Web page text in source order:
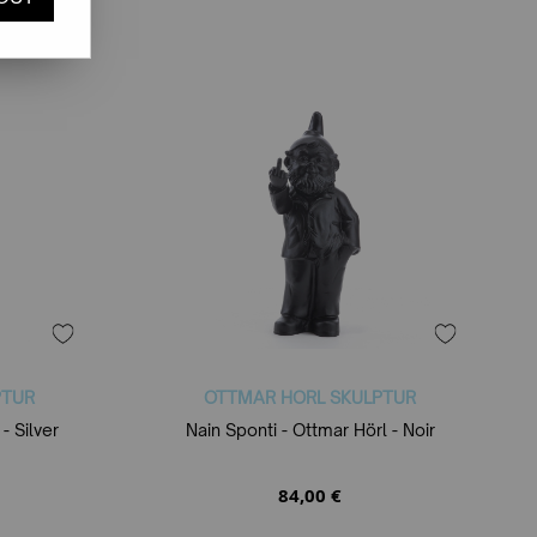
Silver
OTTMAR HORL SKULPTUR
Nain Sponti - Ottmar Hörl - Noir
84,00 €